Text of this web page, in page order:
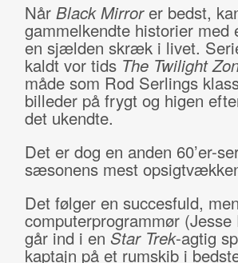
Når Black Mirrorer bedst,
gammelkendte historier
en sjælden skræk i livet.
kaldt vor tids The Twilight
måde som Rod Serlings
billeder på frygt og higen
det ukendte.
Det er dog en anden 60’er-
sæsonens mest
Det følger en succesfuld,
computerprogrammør
går ind i en Star Trek-agtig
kaptajn på et rumskib i